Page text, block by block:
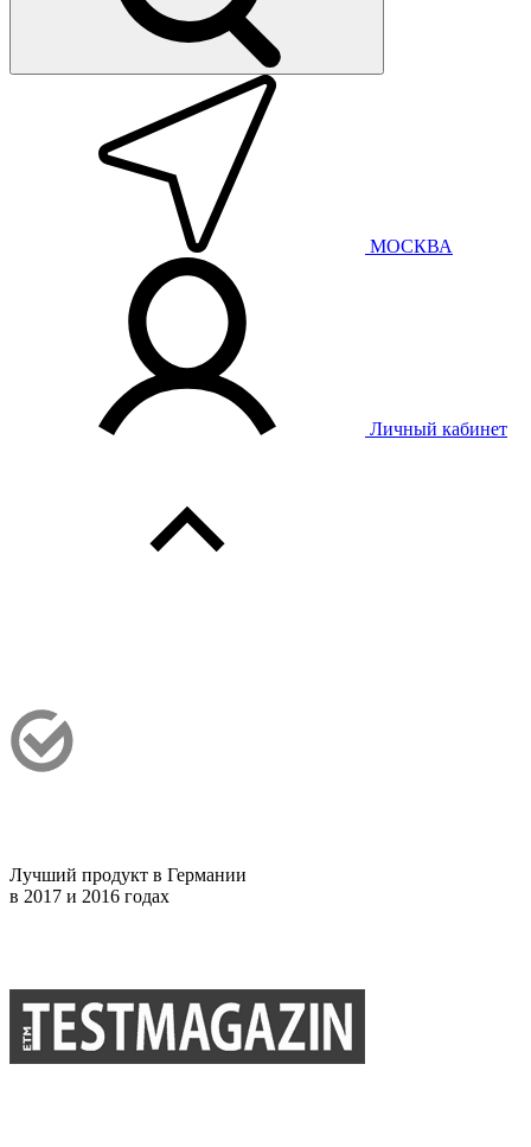
МОСКВА
Личный кабинет
Лучший продукт в Германии
в 2017 и 2016 годах